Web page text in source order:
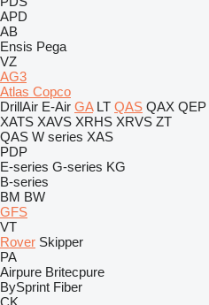
APD
AB
Ensis Pega
VZ
AG3
Atlas Copco
DrillAir E-Air GA LT QAS QAX QEP
XATS XAVS XRHS XRVS ZT
QAS W series XAS
PDP
E-series G-series KG
B-series
BM BW
GFS
VT
Rover Skipper
PA
Airpure Britecpure
BySprint Fiber
CK